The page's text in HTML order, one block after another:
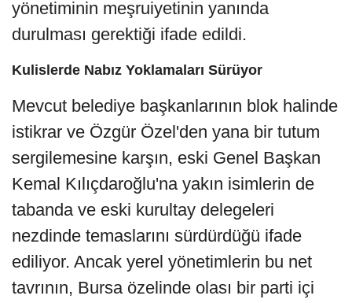
yönetiminin meşruiyetinin yanında
durulması gerektiği ifade edildi.
Kulislerde Nabız Yoklamaları Sürüyor
Mevcut belediye başkanlarının blok halinde
istikrar ve Özgür Özel'den yana bir tutum
sergilemesine karşın, eski Genel Başkan
Kemal Kılıçdaroğlu'na yakın isimlerin de
tabanda ve eski kurultay delegeleri
nezdinde temaslarını sürdürdüğü ifade
ediliyor. Ancak yerel yönetimlerin bu net
tavrının, Bursa özelinde olası bir parti içi